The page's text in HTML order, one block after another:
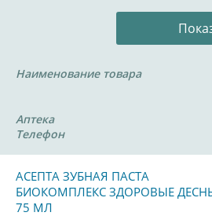
Наименование товара
Аптека
Телефон
АСЕПТА ЗУБНАЯ ПАСТА
БИОКОМПЛЕКС ЗДОРОВЫЕ
75 МЛ